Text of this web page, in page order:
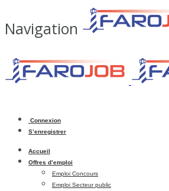
Navigation
Connexion
S’enregistrer
Accueil
Offres d’emploi
Emploi Concours
Emploi Secteur public